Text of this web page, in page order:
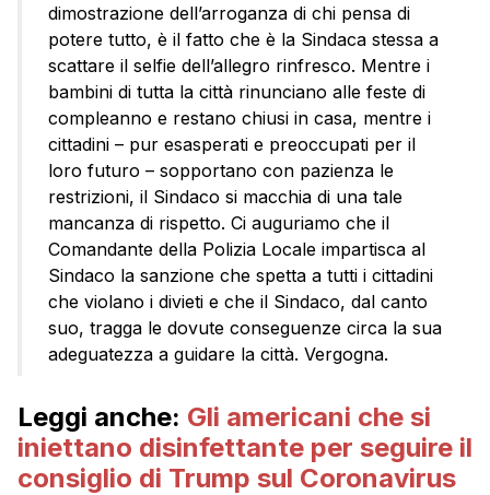
dimostrazione dell’arroganza di chi pensa di
potere tutto, è il fatto che è la Sindaca stessa a
scattare il selfie dell’allegro rinfresco. Mentre i
bambini di tutta la città rinunciano alle feste di
compleanno e restano chiusi in casa, mentre i
cittadini – pur esasperati e preoccupati per il
loro futuro – sopportano con pazienza le
restrizioni, il Sindaco si macchia di una tale
mancanza di rispetto. Ci auguriamo che il
Comandante della Polizia Locale impartisca al
Sindaco la sanzione che spetta a tutti i cittadini
che violano i divieti e che il Sindaco, dal canto
suo, tragga le dovute conseguenze circa la sua
adeguatezza a guidare la città. Vergogna.
Leggi anche: Gli americani che si
iniettano disinfettante per seguire il
consiglio di Trump sul Coronavirus